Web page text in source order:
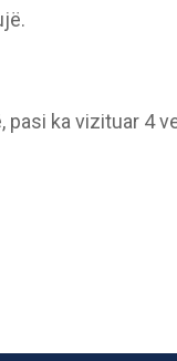
pasi ka vizituar 4